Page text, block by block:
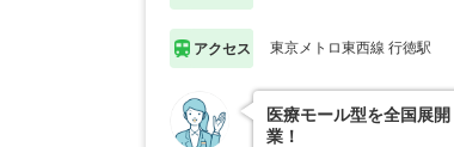
アクセス 東京メトロ東西線 行徳駅
医療モール型を全国展
業！